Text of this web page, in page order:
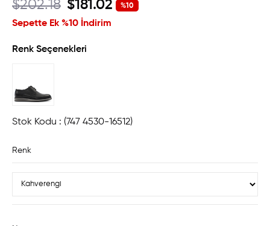
$202.18 $181.02
Sepette Ek %10 İndirim
%10
Renk Seçenekleri
Stok Kodu (747 4530-16512)
Renk